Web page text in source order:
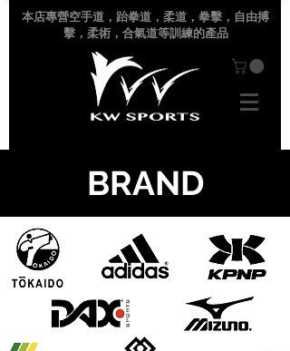
本店專營空手道 ，跆拳道，柔道，拳擊，自由搏
擊，柔術，合氣道等訓練的產品
BRAND